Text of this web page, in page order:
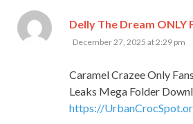
Delly The Dream ONLY
December 27, 2025 at 2:29 pm
Caramel Crazee Only
Leaks Mega Folder
https://